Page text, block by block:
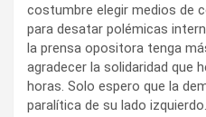
costumbre elegir medios de
para desatar polémicas
la prensa opositora tenga
agradecer la solidaridad que
horas. Solo espero que la
paralítica de su lado izquierdo.